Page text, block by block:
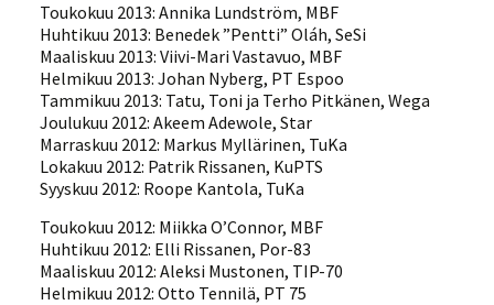
Toukokuu 2013: Annika Lundström, MBF
Huhtikuu 2013: Benedek ”Pentti” Oláh, SeSi
Maaliskuu 2013: Viivi-Mari Vastavuo, MBF
Helmikuu 2013: Johan Nyberg, PT Espoo
Tammikuu 2013: Tatu, Toni ja Terho Pitkänen, Wega
Joulukuu 2012: Akeem Adewole, Star
Marraskuu 2012: Markus Myllärinen, TuKa
Lokakuu 2012: Patrik Rissanen, KuPTS
Syyskuu 2012: Roope Kantola, TuKa
Toukokuu 2012: Miikka O’Connor, MBF
Huhtikuu 2012: Elli Rissanen, Por-83
Maaliskuu 2012: Aleksi Mustonen, TIP-70
Helmikuu 2012: Otto Tennilä, PT 75